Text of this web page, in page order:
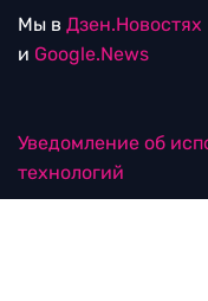
Мы в Дзен.Новостях
и Google.News
Уведомление об
технологий